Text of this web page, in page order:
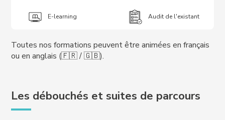
E-learning Audit de l'existant
Toutes nos formations peuvent être animées en français
ou en anglais (🇫🇷 / 🇬🇧).
Les débouchés et suites de parcours